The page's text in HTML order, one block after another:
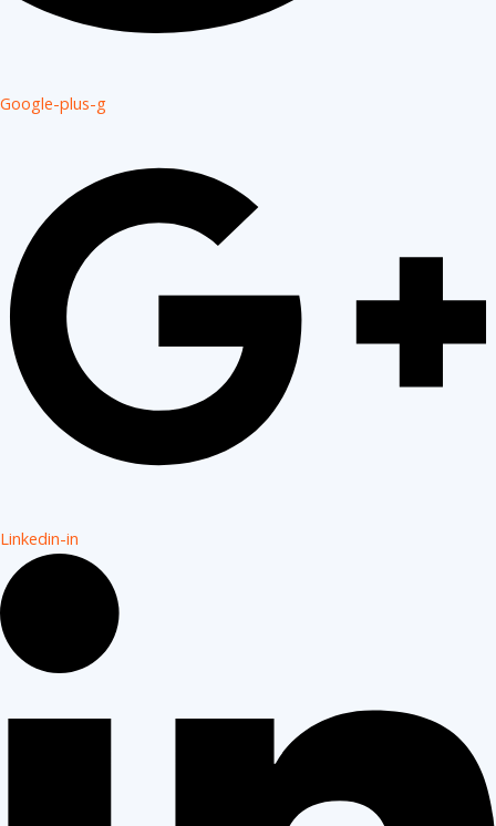
Google-plus-g
Linkedin-in